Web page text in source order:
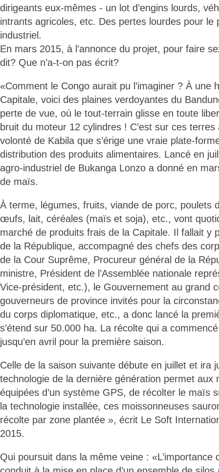
dirigeants eux-mêmes - un lot d’engins lourds,
intrants agricoles, etc. Des pertes lourdes pour le
industriel.
En mars 2015, à l’annonce du projet, pour faire
dit? Que n’a-t-on pas écrit?
«Comment le Congo aurait pu l’imaginer ? À une
Capitale, voici des plaines verdoyantes du
perte de vue, où le tout-terrain glisse en toute
bruit du moteur 12 cylindres ! C’est sur ces
volonté de Kabila que s’érige une vraie plate-
distribution des produits alimentaires. Lancé en
agro-industriel de Bukanga Lonzo a donné en
de maïs.
À terme, légumes, fruits, viande de porc, poulets
œufs, lait, céréales (maïs et soja), etc., vont
marché de produits frais de la Capitale. Il fallait y
de la République, accompagné des chefs des
de la Cour Suprême, Procureur général de la
ministre, Président de l’Assemblée nationale
Vice-président, etc.), le Gouvernement au grand
gouverneurs de province invités pour la
du corps diplomatique, etc., a donc lancé la
s’étend sur 50.000 ha. La récolte qui a
jusqu’en avril pour la première saison.
Celle de la saison suivante débute en juillet et ira
technologie de la dernière génération permet aux
équipées d’un système GPS, de récolter le maïs
la technologie installée, ces moissonneuses
récolte par zone plantée », écrit Le Soft
2015.
Qui poursuit dans la même veine : «L’importance